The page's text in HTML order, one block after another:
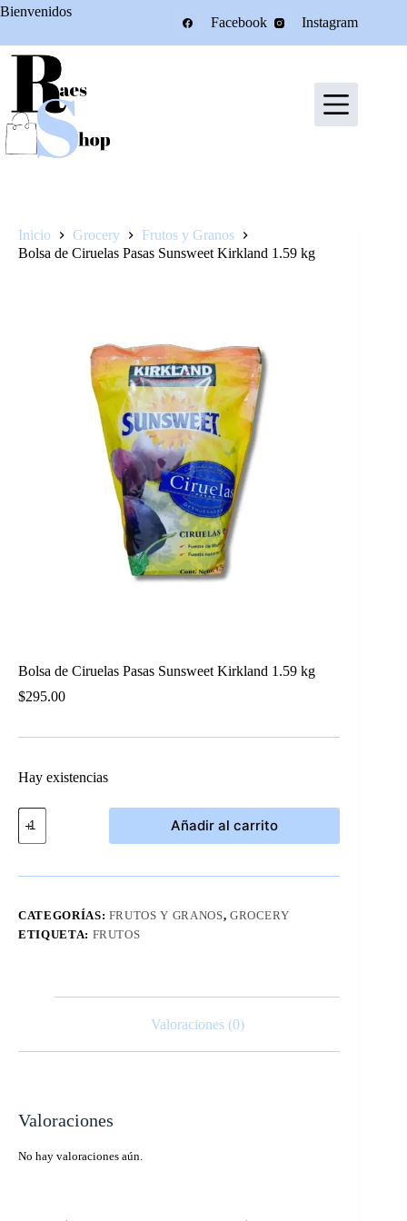
Saltar
Bienvenidos
Facebook Instagram
Inicio Grocery
Frutos y Granos
Bolsa de Ciruelas Pasas Sunsweet Kirkland 1.59 kg
Bolsa de Ciruelas Pasas Sunsweet Kirkland 1.59 kg
$295.00
Hay existencias
Bolsa
de
Ciruelas
Sunsweet
kg
cantidad
Añadir al carrito
CATEGORÍAS: FRUTOS Y GRANOS, GROCERY
ETIQUETA: FRUTOS
Valoraciones (0)
Valoraciones
No hay valoraciones aún.